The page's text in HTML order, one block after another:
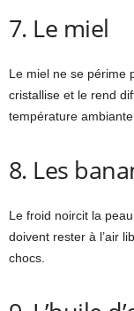
7. Le miel
Le miel ne se périme
cristallise et le rend
température
8. Les
Le froid noircit la
doivent rester à l’air
chocs.